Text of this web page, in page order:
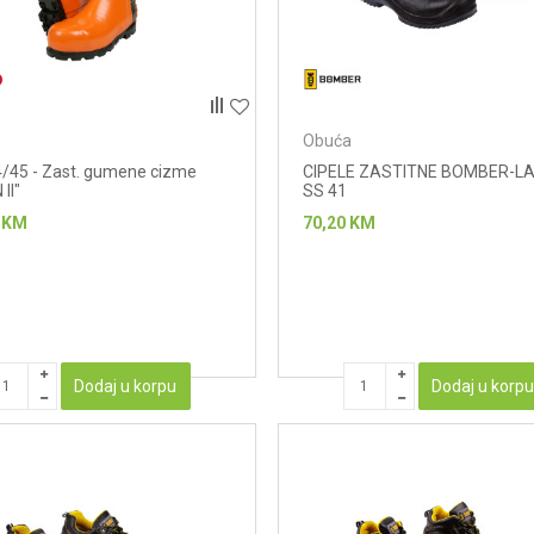
45 - Zast. gumene cizme
II"
KM
Dodaj u korpu
Obuća
CIPELE ZASTITNE BOMBER-
SS 41
70,20 KM
Dodaj u korpu